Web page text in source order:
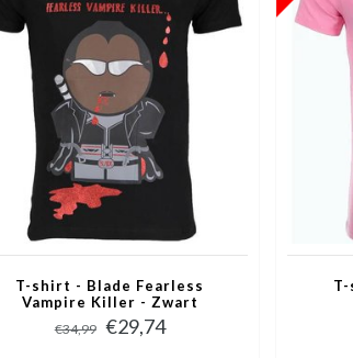
T-shirt - Blade Fearless
Vampire Killer - Zwart
€34,99 €29,74